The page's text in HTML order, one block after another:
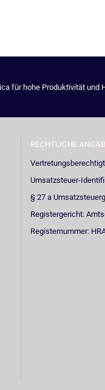
für hohe Produktivität
RECHTLICHE
Umsatzsteuer-
§ 27 a
Registergericht:
Registernummer: